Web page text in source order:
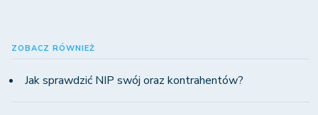
ZOBACZ RÓWNIEŻ
Jak sprawdzić NIP swój oraz kontrahentów?